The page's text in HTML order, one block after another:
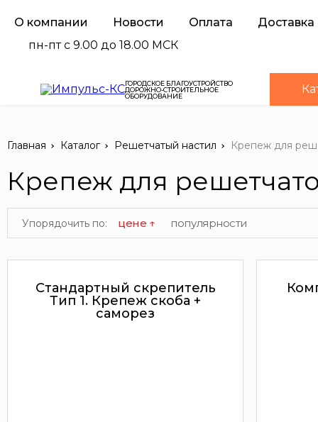
О компании Новости Оплата
Доставка
пн-пт с 9.00 до 18.00 МСК
ГОРОДСКОЕ БЛАГОУСТРОЙСТВО
ДОРОЖНО-СТРОИТЕЛЬНОЕ
ОБОРУДОВАНИЕ
Главная Каталог Решетчатый настил Крепеж для
Крепеж для
Упорядочить по: цене ↑ популярности
Стандартный скрепитель
Тип 1. Крепеж скоба +
саморез